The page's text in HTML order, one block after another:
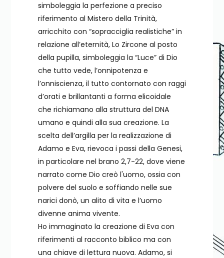
simboleggia la perfezione a preciso
riferimento al Mistero della Trinità,
arricchito con “sopracciglia realistiche” in
relazione all’eternità, Lo Zircone al posto
della pupilla, simboleggia la “Luce” di Dio
che tutto vede, l’onnipotenza e
l’onniscienza, il tutto contornato con raggi
d’orati e brillantanti a forma elicoidale
che richiamano alla struttura del DNA
umano e quindi alla sua creazione. La
scelta dell’argilla per la realizzazione di
Adamo e Eva, rievoca i passi della Genesi,
in particolare nel brano 2,7-22, dove viene
narrato come Dio creò l'uomo, ossia con
polvere del suolo e soffiando nelle sue
narici donò, un alito di vita e l’uomo
divenne anima vivente.
Ho immaginato la creazione di Eva con
riferimenti al racconto biblico ma con
una chiave di lettura nuova. Adamo, si